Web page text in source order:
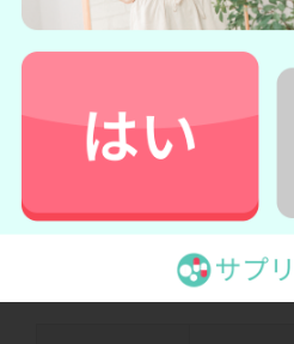
ぐっすりずむは公式サイトから
2回目以降の金額はAmazonや楽
ナブルな価格で試せることが魅力